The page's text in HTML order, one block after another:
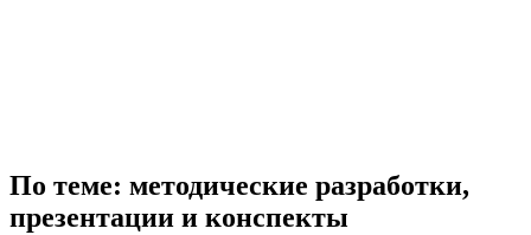
По теме: методические разработки,
презентации и конспекты